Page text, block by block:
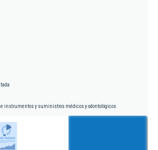
instrumentos y suministros médicos y odontológicos